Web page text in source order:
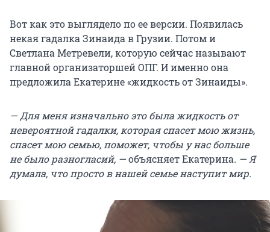
Вот как это выглядело по ее версии. Появилась
некая гадалка Зинаида в Грузии. Потом и
Светлана Метревели, которую сейчас называют
главной организаторшей ОПГ. И именно она
предложила Екатерине «жидкость от Зинаиды».
— Для меня изначально это была жидкость от
невероятной гадалки, которая спасет мою жизнь,
спасет мою семью, поможет, чтобы у нас больше
не было разногласий, —объясняет Екатерина. — Я
думала, что просто в нашей семье наступит мир.